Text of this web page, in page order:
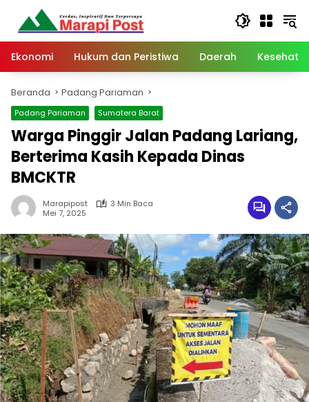
Langsung
konten
Ekonomi
Hukum dan Peristiwa Daerah
Beranda Padang Pariaman
Padang Pariaman Sumatera Barat
Warga Pinggir Jalan Padang Lariang,
Berterima Kasih Kepada Dinas
BMCKTR
Marapipost
3 Min Baca
Mei 7, 2025